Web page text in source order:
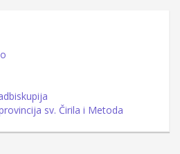
sv. Čirila i Metoda